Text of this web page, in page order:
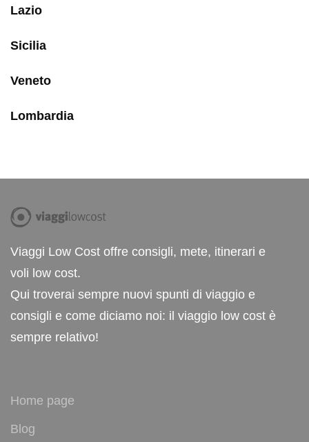
Lazio
Sicilia
Veneto
Lombardia
Viaggi Low Cost offre consigli, mete, itinerari e
voli low cost.
Qui troverai sempre nuovi spunti di viaggio e
consigli e come diciamo noi: il viaggio low cost è
sempre relativo!
Home page
Blog